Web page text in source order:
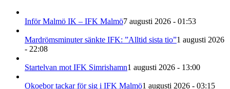
Inför Malmö IK – IFK Malmö7 augusti 2026 - 01:53
Mardrömsminuter sänkte IFK: ”Alltid sista tio”1 augusti 2026
- 22:08
Startelvan mot IFK Simrishamn1 augusti 2026 - 13:00
Okoebor tackar för sig i IFK Malmö1 augusti 2026 - 03:15